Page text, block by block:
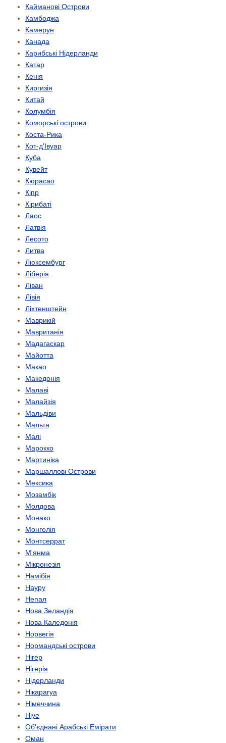
Кайманові Острови
Камбоджа
Камерун
Канада
Карибські Нідерланди
Катар
Кенія
Киргизія
Китай
Колумбія
Коморські острови
Коста-Рика
Кот-д'Івуар
Куба
Кувейт
Кюрасао
Кіпр
Кірибаті
Лаос
Латвія
Лесото
Литва
Люксембург
Ліберія
Ліван
Лівія
Ліхтенштейн
Маврикій
Мавританія
Мадагаскар
Майотта
Макао
Македонія
Малаві
Малайзія
Мальдіви
Мальта
Малі
Марокко
Мартиніка
Маршаллові Острови
Мексика
Мозамбік
Молдова
Монако
Монголія
Монтсеррат
М'янма
Мікронезія
Намібія
Науру
Непал
Нова Зеландія
Нова Каледонія
Норвегія
Нормандські острови
Нігер
Нігерія
Нідерланди
Нікарагуа
Німеччина
Ніуе
Об'єднані Арабські Емірати
Оман